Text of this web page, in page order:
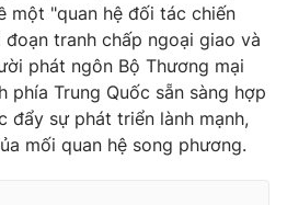
VTV
và báo điện tử số 483/GP-BTTTT
Thị Mỹ Hạnh, Phạm Quốc Thắng,
một "quan hệ đối tác chiến
tranh chấp ngoại giao và
phát ngôn Bộ Thương mại
phía Trung Quốc sẵn sàng hợp
đẩy sự phát triển lành mạnh,
mối quan hệ song phương.